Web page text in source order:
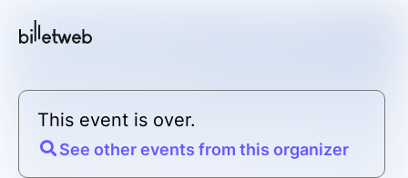
This event is over.
See other events from this organizer